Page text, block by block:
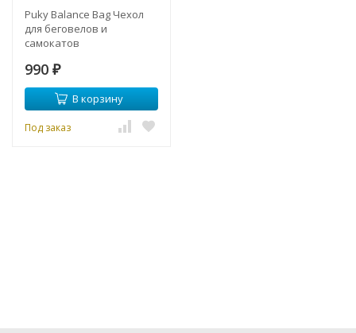
Puky Balance Bag Чехол
для беговелов и
самокатов
990 ₽
В корзину
Под заказ